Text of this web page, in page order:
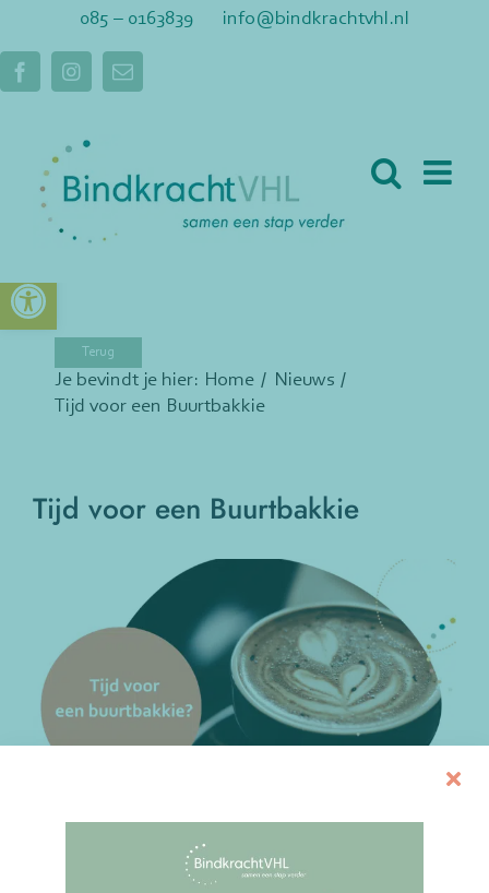
Toolbar openen
inhoud
085 – 0163839 info@bindkrachtvhl.nl
FacebookInstagram
E-
Je bevindt je hier: Home
Nieuws
Tijd voor een Buurtbakkie
Tijd voor een Buurtbakkie
Praat mee over jouw buurt of kom gewoon gezellig